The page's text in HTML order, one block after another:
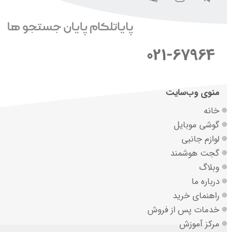
021-67964
منوی وب‌سایت
خانه
گوشی موبایل
لوازم جانبی
گجت هوشمند
وبلاگ
درباره ما
راهنمای خرید
خدمات پس از فروش
مرکز آموزش